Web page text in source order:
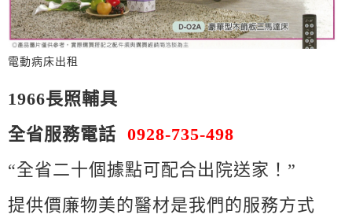
電動病床出租
1966長照輔具
全省服務電話 0928-735-498
“全省二十個據點可配合出院送家！”
提供價廉物美的醫材是我們的服務方式